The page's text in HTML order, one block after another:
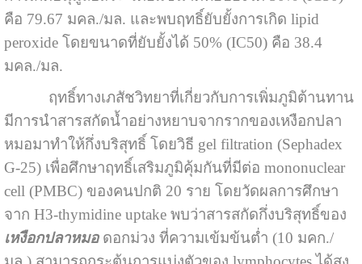
คือ 79.67 มคล./มล. และพบฤทธิ์ยับยั้งการเกิด lipid
peroxide โดยขนาดที่ยับยั้งได้ 50% (IC50) คือ 38.4
มคล./มล.
ฤทธิ์ทางเภสัชวิทยาที่เกี่ยวกับการเพิ่มภูมิต้านทาน
มีการนำสารสกัดน้ำอย่างหยาบจากรากของเหงือกปลา
หมอมาทำให้กึ่งบริสุทธิ์ โดยวิธี gel filtration (Sephadex
G-25) เพื่อศึกษาฤทธิ์เสริมภูมิคุ้มกันที่มีต่อ mononuclear
cell (PMBC) ของคนปกติ 20 ราย โดยวัดผลการศึกษา
จาก H3-thymidine uptake พบว่าสารสกัดกึ่งบริสุทธิ์ของ
เหงือกปลาหมอดอกม่วง ที่ความเข้มข้นต่ำ (10 มคก./